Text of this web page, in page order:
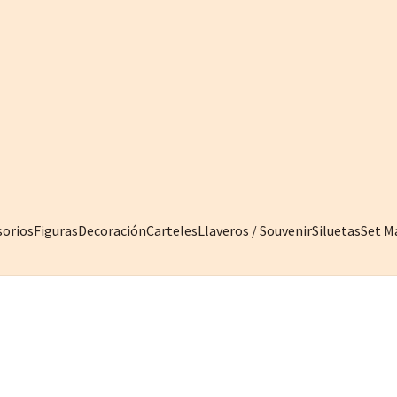
FigurasDecoraciónCartelesLlaveros / SouvenirSiluetasSet